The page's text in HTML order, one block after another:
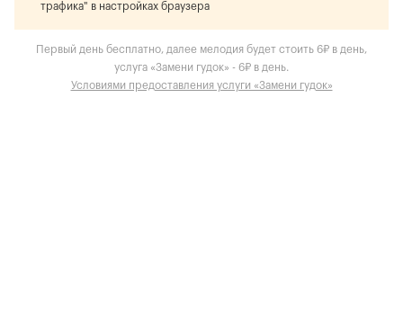
трафика" в настройках браузера
Первый день бесплатно, далее мелодия будет стоить 6₽ в день,
услуга «Замени гудок» - 6₽ в день.
Условиями предоставления услуги «Замени гудок»